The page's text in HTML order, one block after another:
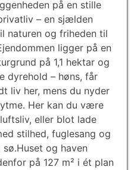
på en stille
– en sjælden
naturen og friheden til
ligger på en
på 1,1 hektar og
dyrehold – høns, får
liv her, mens du nyder
Her kan du være
eller blot lade
stilhed, fuglesang og
og haven
på 127 m² i ét plan